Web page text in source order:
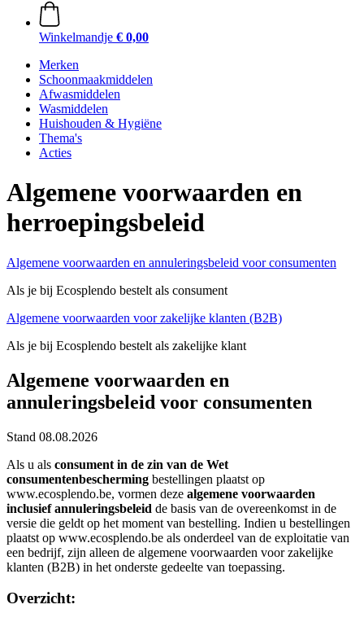
Winkelmandje € 0,00
Merken
Schoonmaakmiddelen
Afwasmiddelen
Wasmiddelen
Huishouden & Hygiëne
Thema's
Acties
Algemene voorwaarden en
herroepingsbeleid
Algemene voorwaarden en annuleringsbeleid voor consumenten
Als je bij Ecosplendo bestelt als consument
Algemene voorwaarden voor zakelijke klanten (B2B)
Als je bij Ecosplendo bestelt als zakelijke klant
Algemene voorwaarden en
annuleringsbeleid voor consumenten
Stand 08.08.2026
Als u als consument in de zin van de Wet
consumentenbescherming bestellingen plaatst op
www.ecosplendo.be, vormen deze algemene voorwaarden
inclusief annuleringsbeleid de basis van de overeenkomst in de
versie die geldt op het moment van bestelling. Indien u bestellingen
plaatst op www.ecosplendo.be als onderdeel van de exploitatie van
een bedrijf, zijn alleen de algemene voorwaarden voor zakelijke
klanten (B2B) in het onderste gedeelte van toepassing.
Overzicht: